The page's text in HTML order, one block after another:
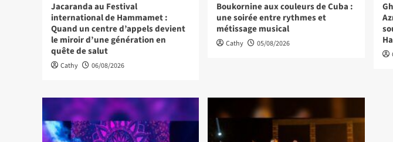
Jacaranda au Festival
international de Hammamet :
Quand un centre d’appels devient
le miroir d’une génération en
quête de salut
Cathy 06/08/2026
Boukornine aux couleurs de Cuba :
une soirée entre rythmes et
métissage musical
Cathy 05/08/2026